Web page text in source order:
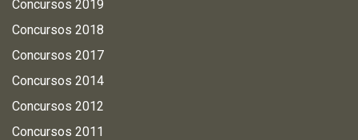
Concursos 2019
Concursos 2018
Concursos 2017
Concursos 2014
Concursos 2012
Concursos 2011